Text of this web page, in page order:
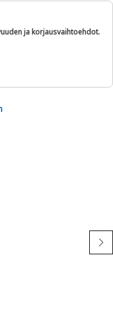
ja korjausvaihtoehdot.